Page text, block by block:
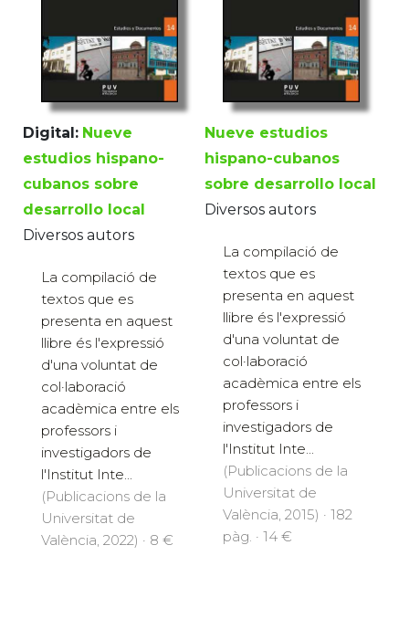
Digital: Nueve
estudios hispano-
cubanos sobre
desarrollo local
Diversos autors
La compilació de
textos que es
presenta en aquest
llibre és l'expressió
d'una voluntat de
col·laboració
acadèmica entre els
professors i
investigadors de
l'Institut Inte...
(Publicacions de la
Universitat de
València, 2022) · 8 €
Nueve estudios
hispano-cubanos
sobre desarrollo local
Diversos autors
La compilació de
textos que es
presenta en aquest
llibre és l'expressió
d'una voluntat de
col·laboració
acadèmica entre els
professors i
investigadors de
l'Institut Inte...
(Publicacions de la
Universitat de
València, 2015) · 182
pàg. · 14 €